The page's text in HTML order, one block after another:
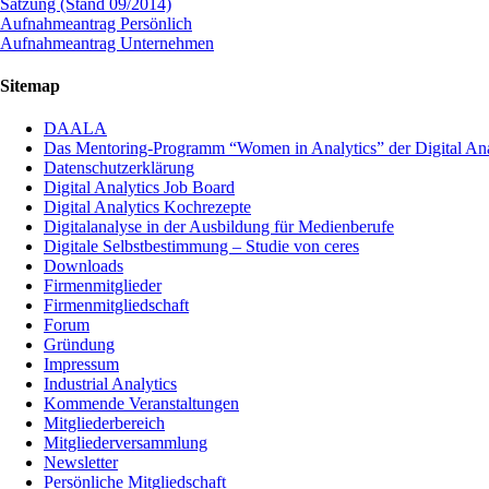
Aufnahmeantrag Persönlich
Aufnahmeantrag Unternehmen
Sitemap
DAALA
Das Mentoring-Programm “Women in Analytics” der Digital
Datenschutzerklärung
Digital Analytics Job Board
Digital Analytics Kochrezepte
Digitalanalyse in der Ausbildung für Medienberufe
Digitale Selbstbestimmung – Studie von ceres
Downloads
Firmenmitglieder
Firmenmitgliedschaft
Forum
Gründung
Impressum
Industrial Analytics
Kommende Veranstaltungen
Mitgliederbereich
Mitgliederversammlung
Newsletter
Persönliche Mitgliedschaft